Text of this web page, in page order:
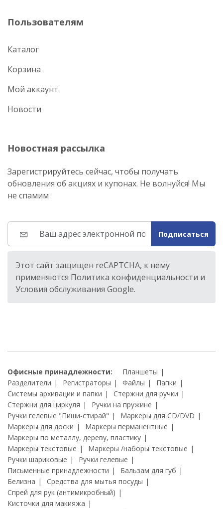
Пользователям
Каталог
Корзина
Мой аккаунт
Новости
Новостная рассылка
Зарегистрируйтесь сейчас, чтобы получать
обновления об акциях и купонах. Не волнуйся! Мы
не спамим
Подписаться
Этот сайт защищен reCAPTCHA, к нему
применяются Политика конфиденциальности и
Условия обслуживания Google.
Офисные принадлежности:
Планшеты
Разделители
Регистраторы Файлы
Папки
Системы архивации и папки
Стержни для ручки
Стержни для циркуля
Ручки на пружине
Ручки гелевые "Пиши-стирай"
Маркеры для CD/DVD
Маркеры для доски
Маркеры перманентные
Маркеры по металлу, дереву, пластику
Маркеры текстовые
Маркеры /наборы текстовые
Ручки шариковые
Ручки гелевые
Письменные принадлежности
Бальзам для губ
Белизна
Средства для мытья посуды
Спрей для рук (антимикробный)
Кисточки для макияжа